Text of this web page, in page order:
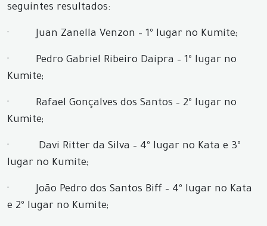
seguintes resultados:
· Juan Zanella Venzon – 1º lugar no Kumite;
· Pedro Gabriel Ribeiro Daipra – 1º lugar no
Kumite;
· Rafael Gonçalves dos Santos – 2º lugar no
Kumite;
·
Davi Ritter da Silva – 4º lugar no Kata e 3º
lugar no Kumite;
·
João Pedro dos Santos Biff – 4º lugar no Kata
e 2º lugar no Kumite;